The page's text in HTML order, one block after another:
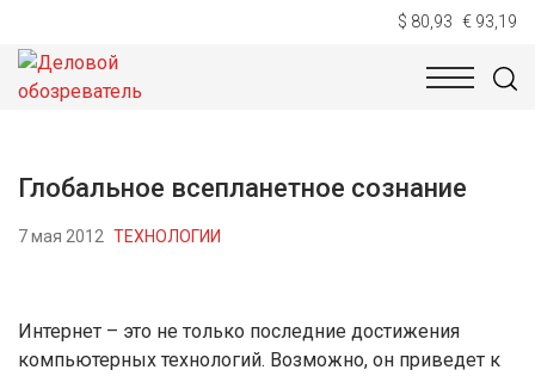
$ 80,93 € 93,19
НОВОСТИ
Глобальное всепланетное сознание
7 мая 2012 ТЕХНОЛОГИИ
Интернет – это не только последние достижения
компьютерных технологий. Возможно, он приведет к